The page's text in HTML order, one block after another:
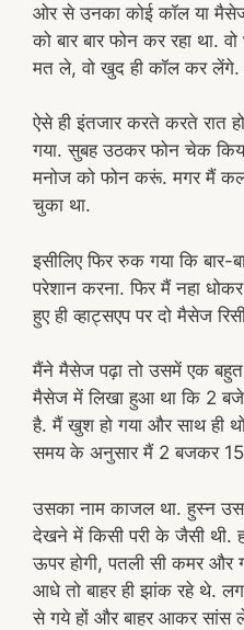
ओर से उनका कोई कॉल या
को बार बार फोन कर रहा था.
मत ले, वो खुद ही कॉल कर लेंगे.
ऐसे ही इंतजार करते करते रात
गया. सुबह उठकर फोन चेक
मनोज को फोन करूं. मगर मैं
चुका था.
इसीलिए फिर रुक गया कि
परेशान करना. फिर मैं नहा
हुए ही व्हाट्सएप पर दो मैसेज
मैंने मैसेज पढ़ा तो उसमें एक बहुत
मैसेज में लिखा हुआ था कि 2 बजे
है. मैं खुश हो गया और साथ ही
समय के अनुसार मैं 2 बजकर 15
उसका नाम काजल था. हुस्न
देखने में किसी परी के जैसी थी.
ऊपर होगी, पतली सी कमर
आधे तो बाहर ही झांक रहे थे.
से गये हों और बाहर आकर सांस